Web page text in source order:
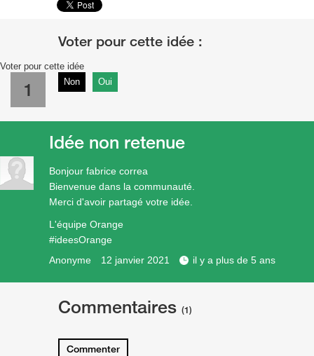
Voter pour cette idée
1 Non Oui
Bonjour fabrice correa
Bienvenue dans la communauté.
Merci d'avoir partagé votre idée.
L'équipe Orange
#ideesOrange
Anonyme
12 janvier 2021 il y a plus de 5 ans
Idée non retenue
Commentaires (1)
Commenter